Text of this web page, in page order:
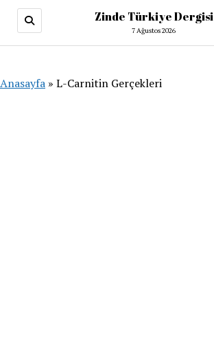
Zinde Türkiye Dergisi
7 Ağustos 2026
Anasayfa » L-Carnitin Gerçekleri